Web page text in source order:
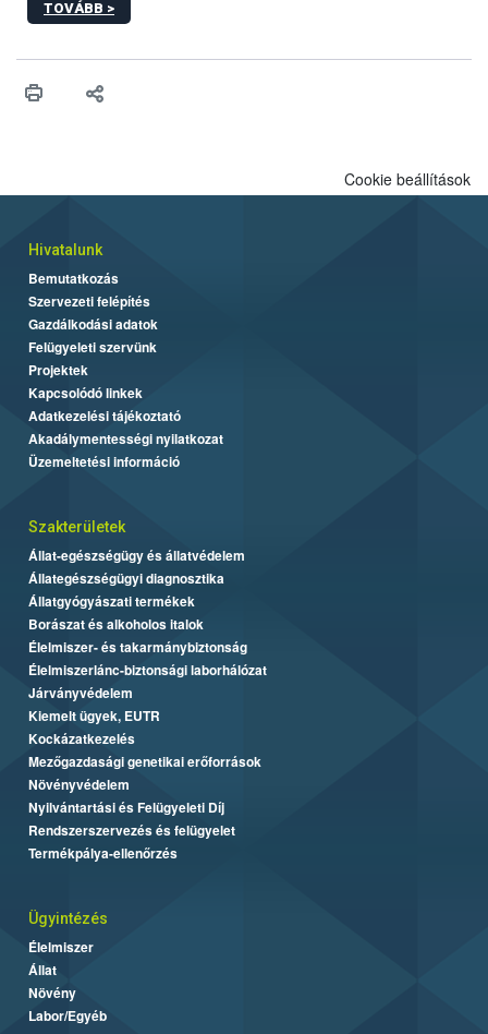
ezért nem csupán a megfelelő sütési technikáról szól: legalább
higiéniai szabályok betartása, a megfelelő hőkezelés, valamint a
biztonsági Hivatal (Nébih) Oktatási Programja összegyűjtötte a
TOVÁBB >
Cookie beállítások
Hivatalunk
Bemutatkozás
Szervezeti felépítés
Gazdálkodási adatok
Felügyeleti szervünk
Projektek
Kapcsolódó linkek
Adatkezelési tájékoztató
Akadálymentességi nyilatkozat
Üzemeltetési információ
Szakterületek
Állat-egészségügy és állatvédelem
Állategészségügyi diagnosztika
Állatgyógyászati termékek
Borászat és alkoholos italok
Élelmiszer- és takarmánybiztonság
Élelmiszerlánc-biztonsági laborhálózat
Járványvédelem
Kiemelt ügyek, EUTR
Kockázatkezelés
Mezőgazdasági genetikai erőforrások
Növényvédelem
Nyilvántartási és Felügyeleti Díj
Rendszerszervezés és felügyelet
Termékpálya-ellenőrzés
Ügyintézés
Élelmiszer
Állat
Növény
Labor/Egyéb